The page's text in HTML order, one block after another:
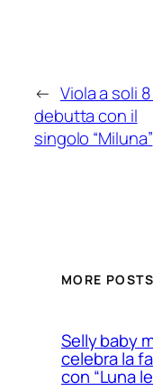
← Viola a soli
debutta con il
singolo “Miluna”
MORE POSTS
Selly baby
celebra la
con “Luna